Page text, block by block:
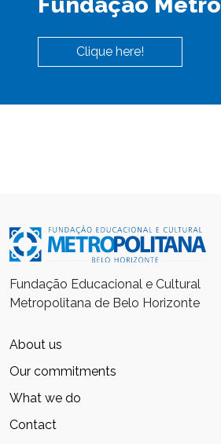
Clique here!
Fundação Educacional e Cultural
Metropolitana de Belo Horizonte
About us
Our commitments
What we do
Contact